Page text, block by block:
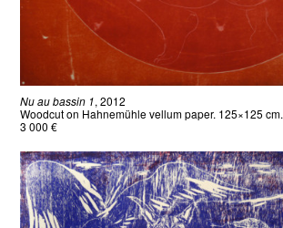
Nu au bassin 1, 2012
Woodcut on Hahnemühle vellum paper. 125×125
3 000 €